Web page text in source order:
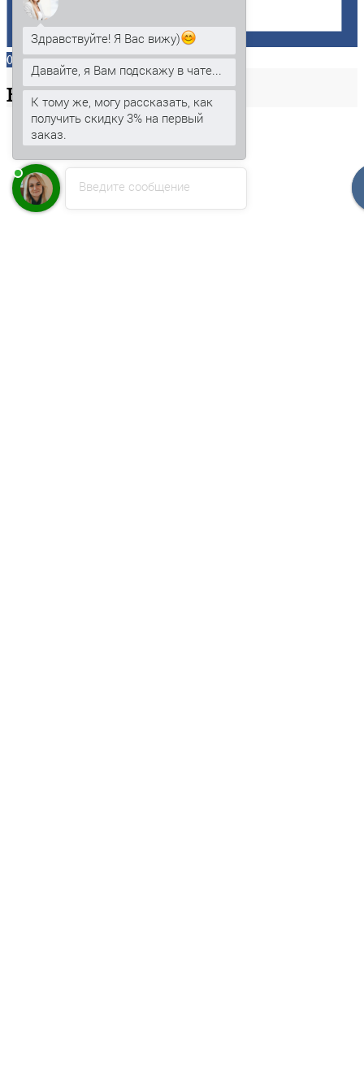
0
Вашакорзина
Введите сообщение
Здравствуйте! Я Вас вижу)
Давайте, я Вам подскажу в чате...
К тому же, могу рассказать, как
получить скидку 3% на первый
заказ.